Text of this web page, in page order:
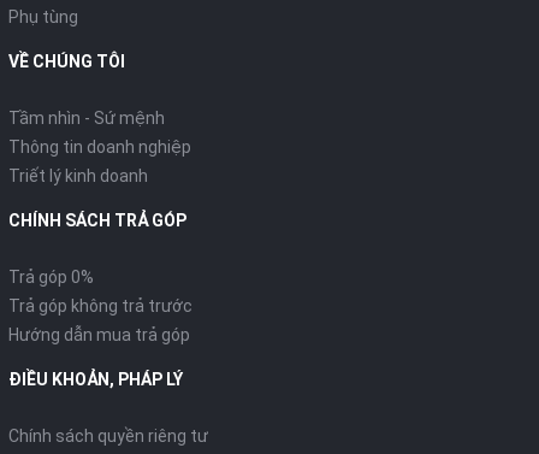
Phụ tùng
VỀ CHÚNG TÔI
Tầm nhìn - Sứ mệnh
Thông tin doanh nghiệp
Triết lý kinh doanh
CHÍNH SÁCH TRẢ GÓP
Trả góp 0%
Trả góp không trả trước
Hướng dẫn mua trả góp
ĐIỀU KHOẢN, PHÁP LÝ
Chính sách quyền riêng tư